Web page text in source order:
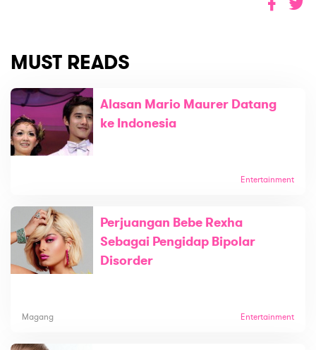
MUST READS
Alasan Mario Maurer Datang
ke Indonesia
Entertainment
Perjuangan Bebe Rexha
Sebagai Pengidap Bipolar
Disorder
Magang Entertainment